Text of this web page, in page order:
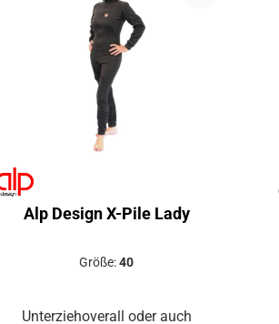
Alp Design X-Pile Lady
Größe:40
Unterziehoverall oder auch